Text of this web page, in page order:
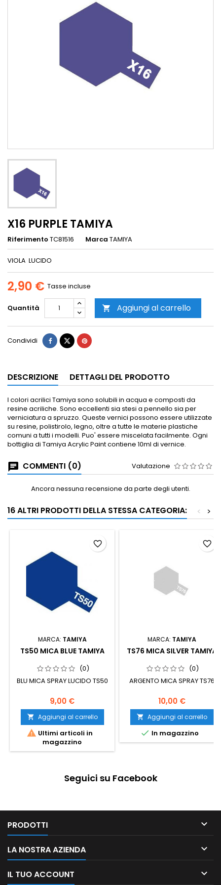
X16 PURPLE TAMIYA
Riferimento TC81516 Marca TAMIYA
VIOLA LUCIDO
2,90 € Tasse incluse
Quantità  Aggiungi al carrello
Condividi
DESCRIZIONE DETTAGLI DEL PRODOTTO
I colori acrilici Tamiya sono solubili in acqua e composti da
resine acriliche. Sono eccellenti sia stesi a pennello sia per
verniciatura a spruzzo. Queste vernici possono essere utilizzate
su resine, polistirolo, legno, oltre a tutte le materie plastiche
comuni a tutti i modelli. Puo' essere miscelata facilmente. Ogni
bottiglia di Tamiya Acrylic Paint contiene 10ml di vernice.
COMMENTI (0) Valutazione
Ancora nessuna recensione da parte degli utenti.
16 ALTRI PRODOTTI DELLA STESSA CATEGORIA: >
<
MARCA: TAMIYA
TS50 MICA BLUE TAMIYA
(0)
BLU MICA SPRAY LUCIDO TS50
9,00 €
 Aggiungi al carrello
 Ultimi articoli in
magazzino
favorite_border
MARCA: TAMIYA
TS76 MICA SILVER TAMIYA
(0)
ARGENTO MICA SPRAY TS76
10,00 €
 Aggiungi al carrello
 In magazzino
favorite_border
Seguici su Facebook
PRODOTTI 
LA NOSTRA AZIENDA 
IL TUO ACCOUNT 